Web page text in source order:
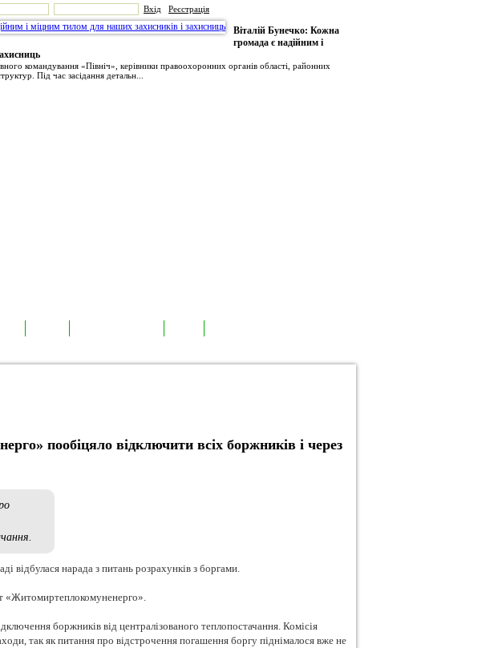
Вхід Реєстрація
Віталій Бунечко: Кожна
громада є надійним і
командування «Північ», керівники правоохоронних органів області, районних
Під час засідання детальн...
пообіцяло відключити всіх боржників і через
відбулася нарада з питань розрахунків з боргами.
«Житомиртеплокомуненерго».
боржників від централізованого теплопостачання. Комісія
так як питання про відстрочення погашення боргу піднімалося вже не